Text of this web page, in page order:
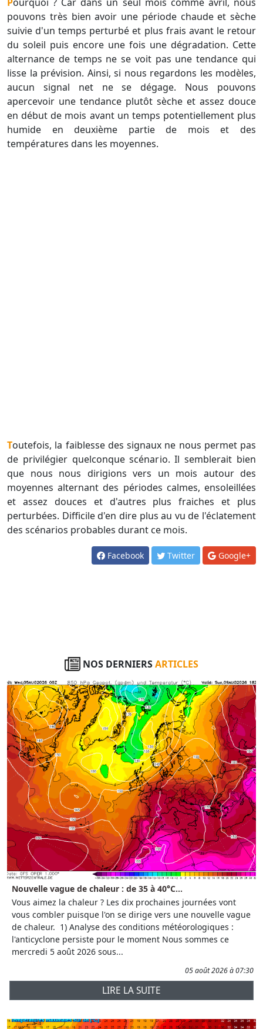
pouvons très bien avoir une période chaude et sèche
suivie d'un temps perturbé et plus frais avant le retour
du soleil puis encore une fois une dégradation. Cette
alternance de temps ne se voit pas une tendance qui
lisse la prévision. Ainsi, si nous regardons les modèles,
aucun signal net ne se dégage. Nous pouvons
apercevoir une tendance plutôt sèche et assez douce
en début de mois avant un temps potentiellement plus
humide en deuxième partie de mois et des
températures dans les moyennes.
Toutefois, la faiblesse des signaux ne nous permet pas
de privilégier quelconque scénario. Il semblerait bien
que nous nous dirigions vers un mois autour des
moyennes alternant des périodes calmes, ensoleillées
et assez douces et d'autres plus fraiches et plus
perturbées. Difficile d'en dire plus au vu de l'éclatement
des scénarios probables durant ce mois.
Facebook Twitter Google+
NOS DERNIERSARTICLES
Nouvelle vague de chaleur : de 35 à 40°C...
Vous aimez la chaleur ? Les dix prochaines journées vont
vous combler puisque l'on se dirige vers une nouvelle vague
de chaleur. 1) Analyse des conditions météorologiques :
l'anticyclone persiste pour le moment Nous sommes ce
mercredi 5 août 2026 sous...
05 août 2026 à 07:30
LIRE LA SUITE